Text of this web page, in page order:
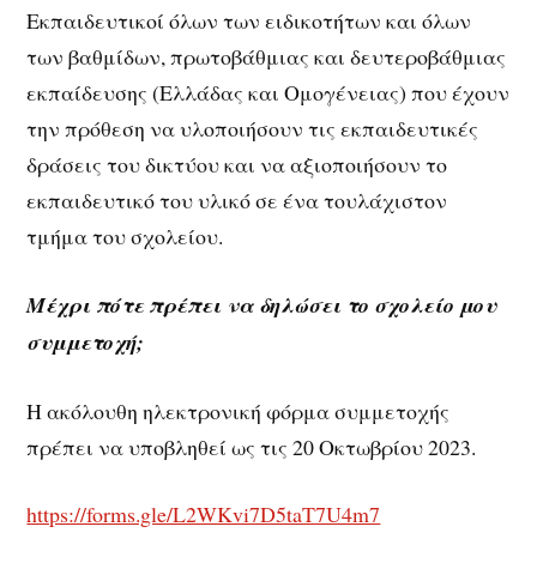
Εκπαιδευτικοί όλων των ειδικοτήτων και όλων
των βαθμίδων, πρωτοβάθμιας και δευτεροβάθμιας
εκπαίδευσης (Ελλάδας και Ομογένειας) που έχουν
την πρόθεση να υλοποιήσουν τις εκπαιδευτικές
δράσεις του δικτύου και να αξιοποιήσουν το
εκπαιδευτικό του υλικό σε ένα τουλάχιστον
τμήμα του σχολείου.
Μέχρι πότε πρέπει να δηλώσει το σχολείο μου
συμμετοχή;
H ακόλουθη ηλεκτρονική φόρμα συμμετοχής
πρέπει να υποβληθεί ως τις 20 Οκτωβρίου 2023.
https://forms.gle/L2WKvi7D5taT7U4m7